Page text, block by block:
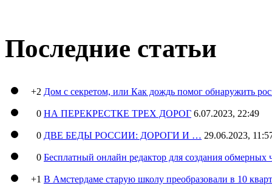
Последние статьи
+2 Дом с секретом, или Как дождь помог обнаружить
0 НА ПЕРЕКРЕСТКЕ ТРЕХ ДОРОГ 6.07.2023, 22:49
0 ДВЕ БЕДЫ РОССИИ: ДОРОГИ И … 29.06.2023,
0 Бесплатный онлайн редактор для создания обмерных
+1 В Амстердаме старую школу преобразовали в 10